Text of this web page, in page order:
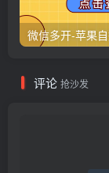
微信多开-苹果
评论 抢沙发